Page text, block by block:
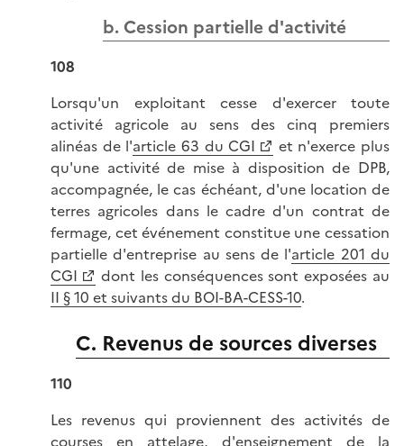
b. Cession partielle d'activité
108
Lorsqu'un exploitant cesse d'exercer toute
activité agricole au sens des cinq premiers
alinéas de l'article 63 du CGI
et n'exerce plus
qu'une activité de mise à disposition de DPB,
accompagnée, le cas échéant, d'une location de
terres agricoles dans le cadre d'un contrat de
fermage, cet événement constitue une cessation
partielle d'entreprise au sens de l'article 201 du
CGI
dont les conséquences sont exposées au
II § 10 et suivants du BOI-BA-CESS-10.
C. Revenus de sources diverses
110
Les revenus qui proviennent des activités de
courses en attelage, d'enseignement de la